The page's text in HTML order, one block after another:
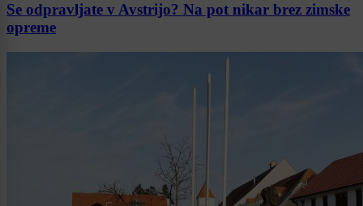
Se odpravljate v Avstrijo? Na pot nikar brez zimske
opreme